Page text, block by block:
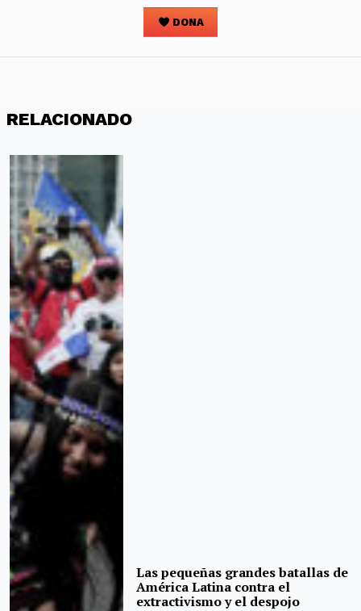
DONA
RELACIONADO
Las pequeñas grandes batallas de
América Latina contra el
extractivismo y el despojo